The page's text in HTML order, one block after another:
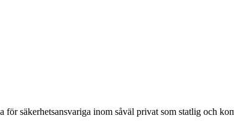
säkerhets­ansvariga inom såväl privat som statlig och